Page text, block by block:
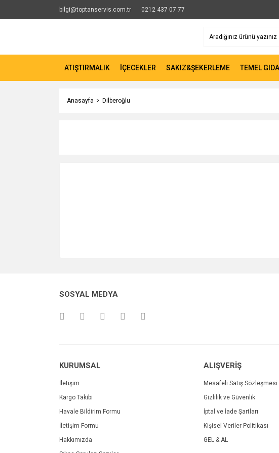
bilgi@toptanservis.com.tr 0212 437 07 77
ATIŞTIRMALIK İÇECEKLER SAKIZ&ŞEKERLEME TEMEL GIDA
Anasayfa Dilberoğlu
SOSYAL MEDYA
KURUMSAL
İletişim
Kargo Takibi
Havale Bildirim Formu
İletişim Formu
Hakkımızda
ALIŞVERİŞ
Mesafeli Satış Sözleşmesi
Gizlilik ve Güvenlik
İptal ve İade Şartları
Kişisel Veriler Politikası
GEL & AL